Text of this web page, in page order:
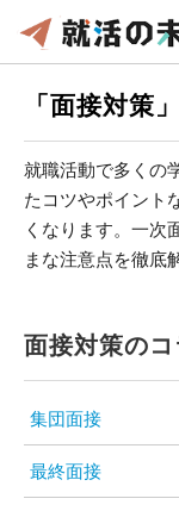
「面接対策
就職活動で多くの
たコツやポイント
くなります。一次
まな注意点を徹底
面接対策の
集団面接
最終面接